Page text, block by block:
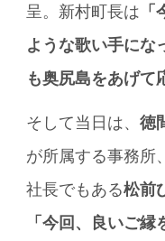
呈。新村町長は
ような歌い手にな
も奥尻島をあげて
そして当日は、徳
が所属する事務所、
社長でもある松前
「今回、良いご